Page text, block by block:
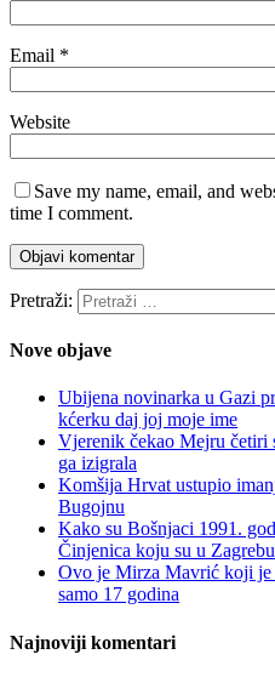
Email *
Website
Save my name, email, and
time I comment.
Pretraži:
Nove objave
Ubijena novinarka u Gazi
kćerku daj joj moje ime
Vjerenik čekao Mejru četiri
ga izigrala
Komšija Hrvat ustupio
Bugojnu
Kako su Bošnjaci 1991.
Činjenica koju su u
Ovo je Mirza Mavrić koji je
samo 17 godina
Najnoviji komentari